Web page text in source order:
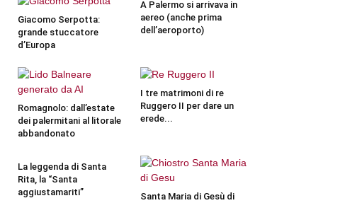
Giacomo Serpotta:
grande stuccatore
d’Europa
A Palermo si arrivava in
aereo (anche prima
dell’aeroporto)
Romagnolo: dall’estate
dei palermitani al litorale
abbandonato
I tre matrimoni di re
Ruggero II per dare un
erede...
La leggenda di Santa
Rita, la “Santa
aggiustamariti”
Santa Maria di Gesù di